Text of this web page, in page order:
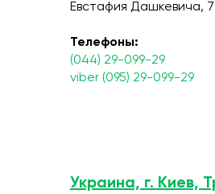
Евстафия Дашкевича,
Телефоны:
(044) 29-099-29
viber (095) 29-099-29
Украина, г. Киев,